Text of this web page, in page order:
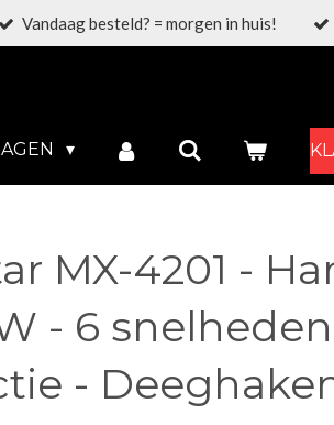
Vandaag besteld? = morgen in huis!
MX-4201 -
- 6
-